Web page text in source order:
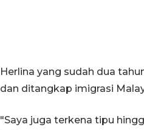
Herlina yang sudah dua
dan ditangkap imigrasi
"Saya juga terkena tipu